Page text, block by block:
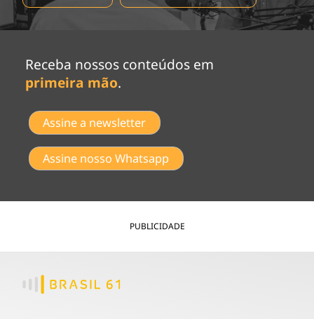
Receba nossos conteúdos em
primeira mão.
Assine a newsletter
Assine nosso Whatsapp
PUBLICIDADE